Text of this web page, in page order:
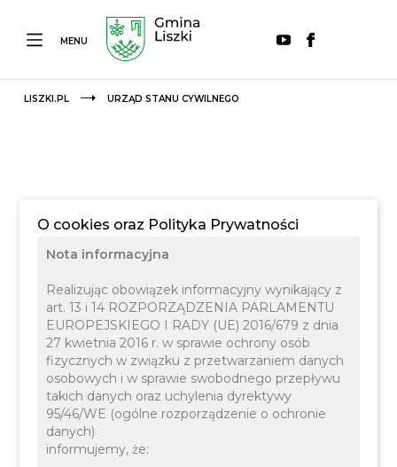
MENU
LISZKI.PL URZĄD STANU CYWILNEGO
22 CZERWCA 2021 INFORMACJE
O cookies oraz Polityka Prywatności
Nota informacyjna
Realizując obowiązek informacyjny wynikający z
art. 13 i 14 ROZPORZĄDZENIA PARLAMENTU
EUROPEJSKIEGO I RADY (UE) 2016/679 z dnia
27 kwietnia 2016 r. w sprawie ochrony osób
fizycznych w związku z przetwarzaniem danych
osobowych i w sprawie swobodnego przepływu
takich danych oraz uchylenia dyrektywy
95/46/WE (ogólne rozporządzenie o ochronie
danych)
informujemy, że: